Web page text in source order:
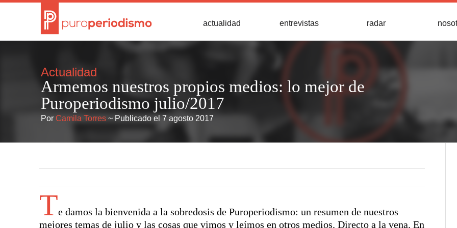
actualidad entrevistas radar
Actualidad
Armemos nuestros propios medios: lo mejor de
Puroperiodismo julio/2017
Por Camila Torres ~ Publicado el 7 agosto 2017
Te damos la bienvenida a la sobredosis de Puroperiodismo: un resumen de nuestros
mejores temas de julio y las cosas que vimos y leímos en otros medios. Directo a la vena. En